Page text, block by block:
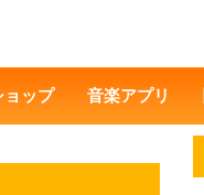
ョップ 音楽アプリ